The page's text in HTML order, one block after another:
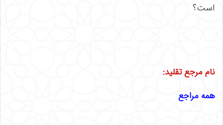
است؟
نام مرجع تقلید:
همه مراجع